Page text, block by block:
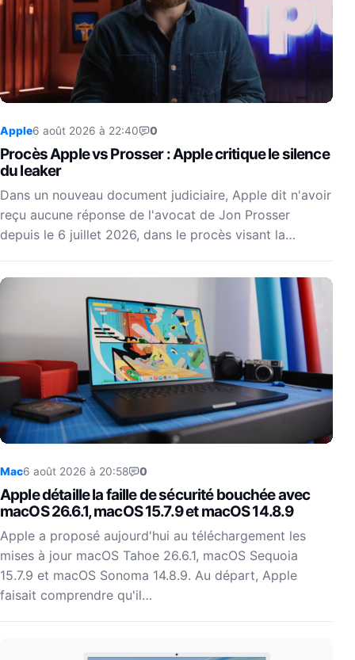
Apple6 août 2026 à 22:40 0
Procès Apple vs Prosser : Apple critique le silence
du leaker
Dans un nouveau document judiciaire, Apple dit n'avoir
reçu aucune réponse de l'avocat de Jon Prosser
depuis le 6 juillet 2026, dans le procès visant la…
Mac6 août 2026 à 20:58 0
Apple détaille la faille de sécurité bouchée avec
macOS 26.6.1, macOS 15.7.9 et macOS 14.8.9
Apple a proposé aujourd'hui au téléchargement les
mises à jour macOS Tahoe 26.6.1, macOS Sequoia
15.7.9 et macOS Sonoma 14.8.9. Au départ, Apple
faisait comprendre qu'il…